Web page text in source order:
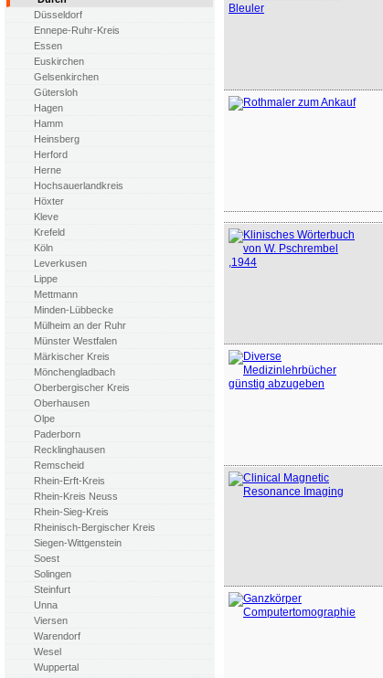
Düsseldorf
Ennepe-Ruhr-Kreis
Essen
Euskirchen
Gelsenkirchen
Gütersloh
Hagen
Hamm
Heinsberg
Herford
Herne
Hochsauerlandkreis
Höxter
Kleve
Krefeld
Köln
Leverkusen
Lippe
Mettmann
Minden-Lübbecke
Mülheim an der Ruhr
Münster Westfalen
Märkischer Kreis
Mönchengladbach
Oberbergischer Kreis
Oberhausen
Olpe
Paderborn
Recklinghausen
Remscheid
Rhein-Erft-Kreis
Rhein-Kreis Neuss
Rhein-Sieg-Kreis
Rheinisch-Bergischer Kreis
Siegen-Wittgenstein
Soest
Solingen
Steinfurt
Unna
Viersen
Warendorf
Wesel
Wuppertal